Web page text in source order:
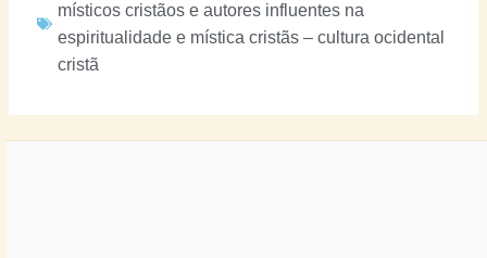
místicos cristãos e autores influentes na
espiritualidade e mística cristãs – cultura ocidental
cristã